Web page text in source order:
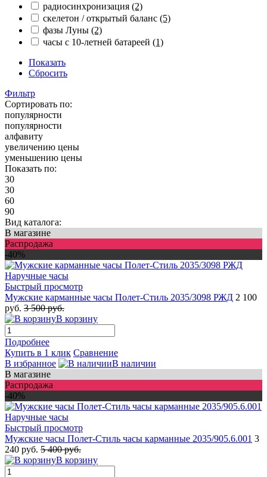
радиосинхронизация (2)
скелетон / открытый баланс (5)
фазы Луны (2)
часы с 10-летней батареей (1)
Показать
Сбросить
Фильтр
Сортировать по:
популярности
популярности
алфавиту
увеличению цены
уменьшению цены
Показать по:
30
30
60
90
Вид каталога:
В магазине
Распродажа
-40%
Быстрый просмотр
Мужские карманные часы Полет-Стиль 2035/3098 РЖД 2 100
руб. 3 500 руб.
В корзину
Подробнее
Купить в 1 клик Сравнение
В избранное
В наличии
В магазине
Распродажа
-40%
Быстрый просмотр
Мужские часы Полет-Стиль часы карманные 2035/905.6.001 3
240 руб. 5 400 руб.
В корзину